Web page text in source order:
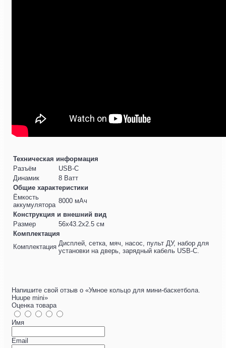
Техническая информация
Разъём
USB-C
Динамик
8 Ватт
Общие характеристики
Ёмкость
аккумулятора
8000 мАч
Конструкция и внешний вид
Размер
56х43.2х2.5 см
Комплектация
Комплектация Дисплей, сетка, мяч, насос, пульт ДУ, набор для
установки на дверь, зарядный кабель USB-C.
Напишите свой отзыв о «Умное кольцо для мини-баскетбола.
Huupe mini»
Оценка товара
Имя
Email